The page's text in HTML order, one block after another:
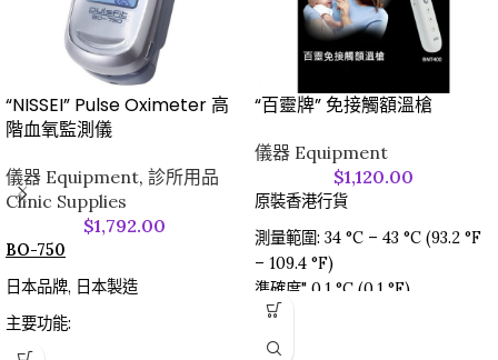
“NISSEI” Pulse Oximeter 高
階血氧監測儀
儀器 Equipment, 診所用品
Clinic Supplies
$1,792.00
BO-750
日本品牌, 日本製造
主要功能:
無創無痛測量血氧含量
“百靈牌” 免接觸額溫槍
儀器 Equipment
$1,120.00
原裝香港行貨
測量範圍: 34 °C – 43 °C (93.2 °F
– 109.4 °F)
準確度" 0.1 °C (0.1 °F)
實驗室精確度: ± 0.2 °C (± 0.4 °F)
; 35 °C – 42 °C (95 °F – 107.6